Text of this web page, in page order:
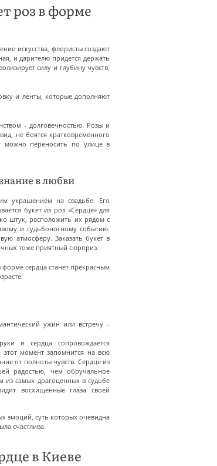
роз в форме
искусства, флористы создают
и дарителю придется держать
силу и глубину чувств,
и ленты, которые дополняют
- долговечностью. Розы и
не боятся кратковременного
можно переносить по улице в
в любви
украшением на свадьбе. Его
букет из роз «Сердце» для
штук, расположить их рядом с
и судьбоносному событию.
атмосферу. Заказать букет в
тоже приятный сюрприз.
сердца станет прекрасным
ужин или встречу –
и сердца сопровождается
момент запомнится на всю
от полноты чувств. Сердце из
радостью, чем обручальное
из самых драгоценных в судьбе
восхищенные глаза своей
эмоций, суть которых очевидна
счастлива.
в Киеве